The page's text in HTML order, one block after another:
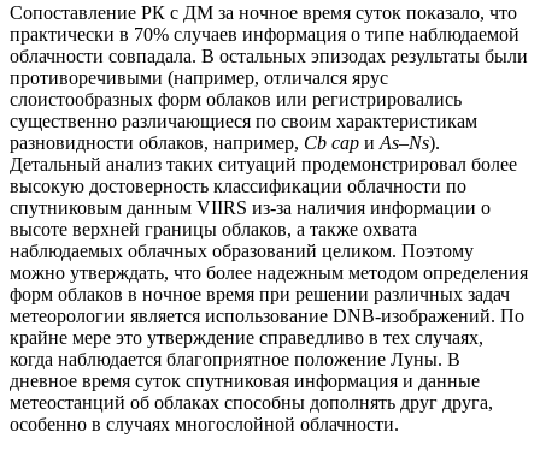
Сопоставление РК c ДМ за ночное время суток показало, что
практически в 70% случаев информация о типе наблюдаемой
облачности совпадала. В остальных эпизодах результаты были
противоречивыми (например, отличался ярус
слоистообразных форм облаков или регистрировались
существенно различающиеся по своим характеристикам
разновидности облаков, например, Cb cap и As–Ns).
Детальный анализ таких ситуаций продемонстрировал более
высокую достоверность классификации облачности по
спутниковым данным VIIRS из-за наличия информации о
высоте верхней границы облаков, а также охвата
наблюдаемых облачных образований целиком. Поэтому
можно утверждать, что более надежным методом определения
форм облаков в ночное время при решении различных задач
метеорологии является использование DNB-изображений. По
крайне мере это утверждение справедливо в тех случаях,
когда наблюдается благоприятное положение Луны. В
дневное время суток спутниковая информация и данные
метеостанций об облаках способны дополнять друг друга,
особенно в случаях многослойной облачности.